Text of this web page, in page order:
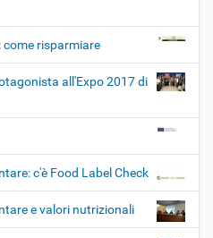
come risparmiare
all'Expo 2017 di
c'è Food Label Check
e valori nutrizionali